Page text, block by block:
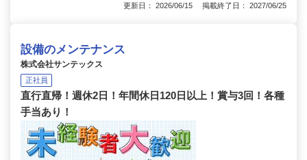
更新日： 2026/06/15 掲載終了日： 2027/06/25
設備のメンテナンス
株式会社サンテックス
正社員
直行直帰！週休2日！年間休日120日以上！賞与3回！各種
手当あり！